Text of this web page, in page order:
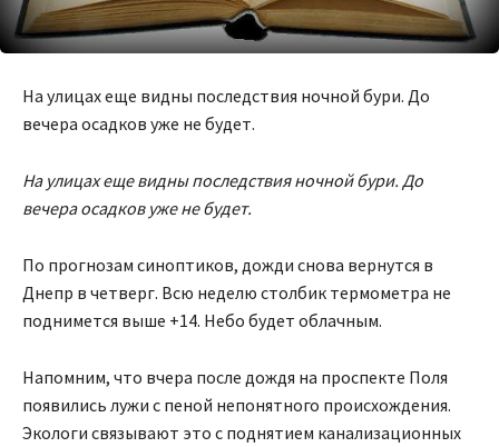
На улицах еще видны последствия ночной бури. До
вечера осадков уже не будет.
На улицах еще видны последствия ночной бури. До
вечера осадков уже не будет.
По прогнозам синоптиков, дожди снова вернутся в
Днепр в четверг. Всю неделю столбик термометра не
поднимется выше +14. Небо будет облачным.
Напомним, что вчера после дождя на проспекте Поля
появились лужи с пеной непонятного происхождения.
Экологи связывают это с поднятием канализационных